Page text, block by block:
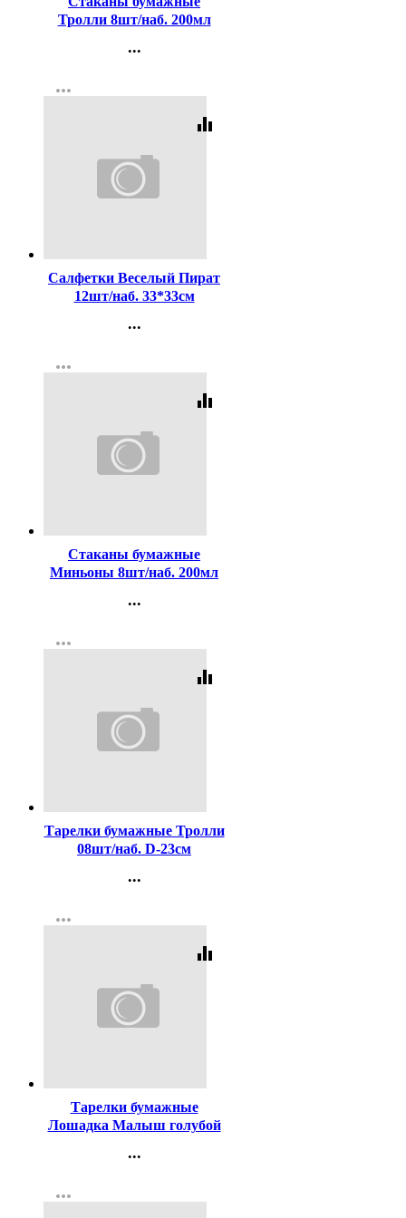
Тролли 8шт/наб. 200мл
...
Регистрация
more_horiz
equalizer
Салфетки Веселый Пират
12шт/наб. 33*33см
...
Регистрация
more_horiz
equalizer
Стаканы бумажные
Миньоны 8шт/наб. 200мл
...
Регистрация
more_horiz
equalizer
Тарелки бумажные Тролли
08шт/наб. D-23см
...
Регистрация
more_horiz
equalizer
Тарелки бумажные
Лошадка Малыш голубой
...
Регистрация
more_horiz